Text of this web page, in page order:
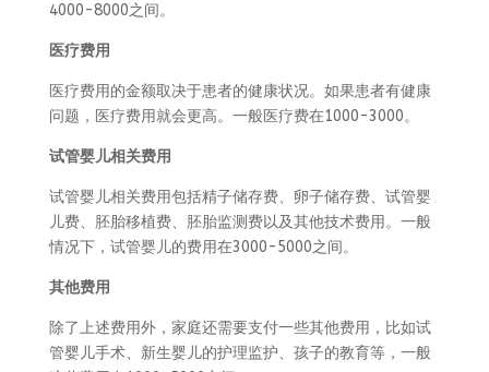
4000-8000之间。
医疗费用
医疗费用的金额取决于患者的健康状况。如果患者有健康
问题，医疗费用就会更高。一般医疗费在1000-3000。
试管婴儿相关费用
试管婴儿相关费用包括精子储存费、卵子储存费、试管婴
儿费、胚胎移植费、胚胎监测费以及其他技术费用。一般
情况下，试管婴儿的费用在3000-5000之间。
其他费用
除了上述费用外，家庭还需要支付一些其他费用，比如试
管婴儿手术、新生婴儿的护理监护、孩子的教育等，一般